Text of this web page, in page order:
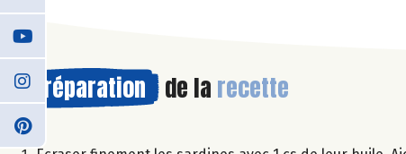
Préparation de la recette